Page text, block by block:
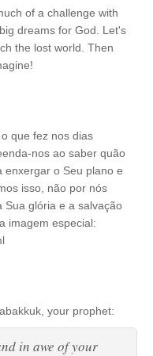
of a challenge with
dreams for God. Let's
the lost world. Then
que fez nos dias
nos ao saber quão
enxergar o Seu plano e
isso, não por nós
Sua glória e a salvação
imagem especial:
your prophet:
in awe of your